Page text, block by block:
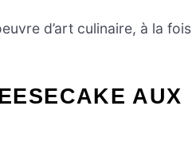
d’art culinaire, à la fois
AUX